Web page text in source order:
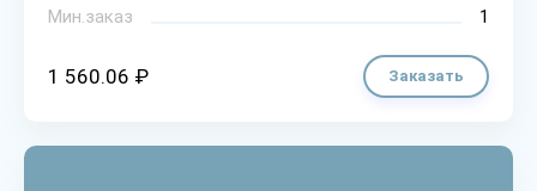
Мин.заказ
1
1 560.06 ₽ Заказать